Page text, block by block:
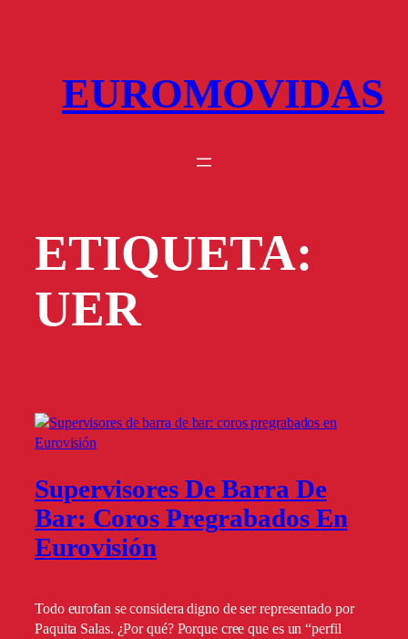
EUROMOVIDAS
ETIQUETA:
UER
Supervisores De Barra De
Bar: Coros Pregrabados En
Eurovisión
Todo eurofan se considera digno de ser representado por
Paquita Salas. ¿Por qué? Porque cree que es un “perfil